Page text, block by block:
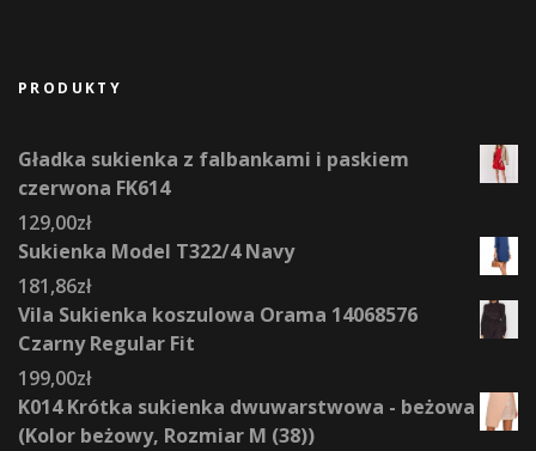
PRODUKTY
Gładka sukienka z falbankami i paskiem
czerwona FK614
129,00zł
Sukienka Model T322/4 Navy
181,86zł
Vila Sukienka koszulowa Orama 14068576
Czarny Regular Fit
199,00zł
K014 Krótka sukienka dwuwarstwowa - beżowa
(Kolor beżowy, Rozmiar M (38))